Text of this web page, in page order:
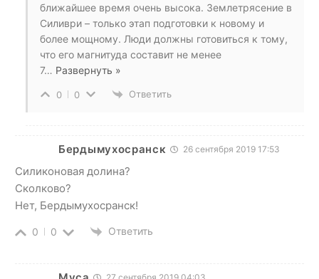
ближайшее время очень высока. Землетрясение в
Силиври – только этап подготовки к новому и
более мощному. Люди должны готовиться к тому,
что его магнитуда составит не менее
7… Развернуть »
0 0 Ответить
Бердымухосранск 26 сентября 2019 17:53
Силиконовая долина?
Сколково?
Нет, Бердымухосранск!
0 0 Ответить